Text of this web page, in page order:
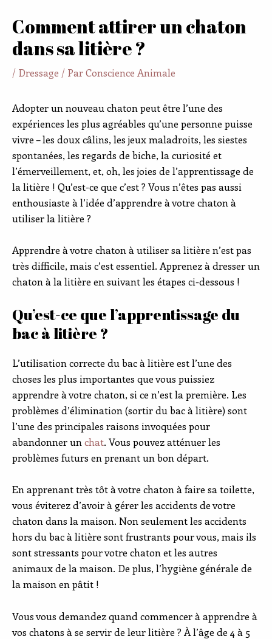
Comment attirer un chaton
dans sa litière ?
/ Dressage / ParConscience Animale
Adopter un nouveau chaton peut être l’une des
expériences les plus agréables qu’une personne puisse
vivre – les doux câlins, les jeux maladroits, les siestes
spontanées, les regards de biche, la curiosité et
l’émerveillement, et, oh, les joies de l’apprentissage de
la litière ! Qu’est-ce que c’est ? Vous n’êtes pas aussi
enthousiaste à l’idée d’apprendre à votre chaton à
utiliser la litière ?
Apprendre à votre chaton à utiliser sa litière n’est pas
très difficile, mais c’est essentiel. Apprenez à dresser un
chaton à la litière en suivant les étapes ci-dessous !
Qu’est-ce que l’apprentissage du
bac à litière ?
L’utilisation correcte du bac à litière est l’une des
choses les plus importantes que vous puissiez
apprendre à votre chaton, si ce n’est la première. Les
problèmes d’élimination (sortir du bac à litière) sont
l’une des principales raisons invoquées pour
abandonner un chat. Vous pouvez atténuer les
problèmes futurs en prenant un bon départ.
En apprenant très tôt à votre chaton à faire sa toilette,
vous éviterez d’avoir à gérer les accidents de votre
chaton dans la maison. Non seulement les accidents
hors du bac à litière sont frustrants pour vous, mais ils
sont stressants pour votre chaton et les autres
animaux de la maison. De plus, l’hygiène générale de
la maison en pâtit !
Vous vous demandez quand commencer à apprendre à
vos chatons à se servir de leur litière ? À l’âge de 4 à 5